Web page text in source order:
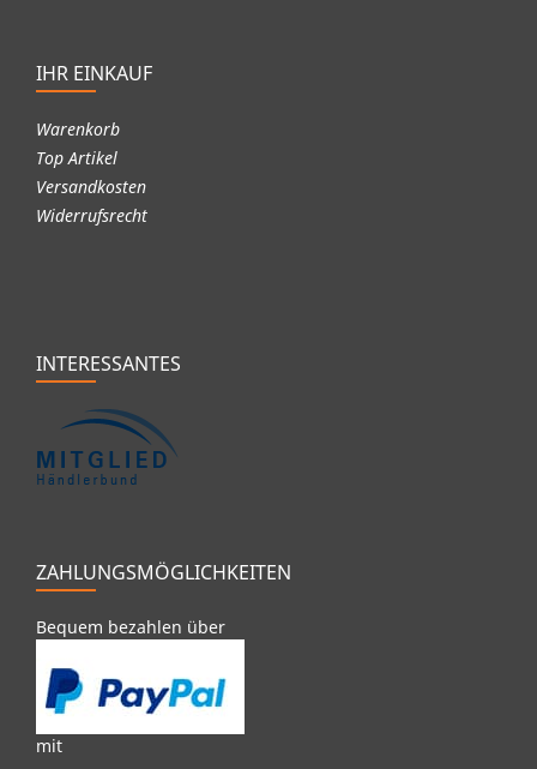
IHR EINKAUF
Warenkorb
Top Artikel
Versandkosten
Widerrufsrecht
INTERESSANTES
ZAHLUNGSMÖGLICHKEITEN
Bequem bezahlen über
mit